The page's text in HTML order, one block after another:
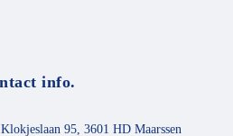
d
info.
Klokjeslaan 95, 3601 HD Maarssen